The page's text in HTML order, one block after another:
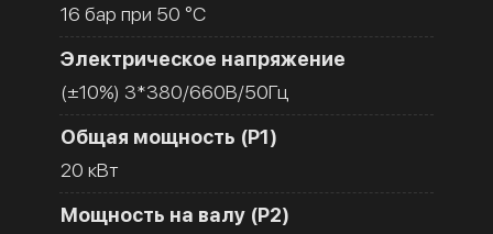
16 бар при 50 °C
Электрическое напряжение
(±10%) 3*380/660В/50Гц
Общая мощность (Р1)
20 кВт
Мощность на валу (Р2)